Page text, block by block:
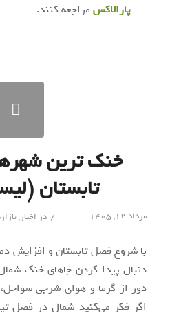
پارالاکسمراجعه کنند.
خنک‌ ترین
تابستان
مرداد ۱۲, ۱۴۰۵ / در اخبار,
با شروع فصل تابستان و افزایش
دنبال پیدا کردن جاهای خنک
دور از گرما و هوای شرجی
اگر فکر می‌کنید شمال در فصل